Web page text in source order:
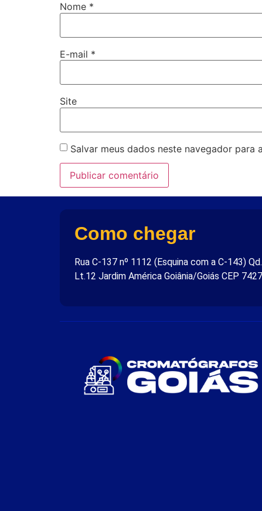
Nome *
E-mail *
Site
Salvar meus dados neste navegador para
Como chegar
Rua C-137 nº 1112 (Esquina com a C-143)
Lt.12 Jardim América Goiânia/Goiás CEP